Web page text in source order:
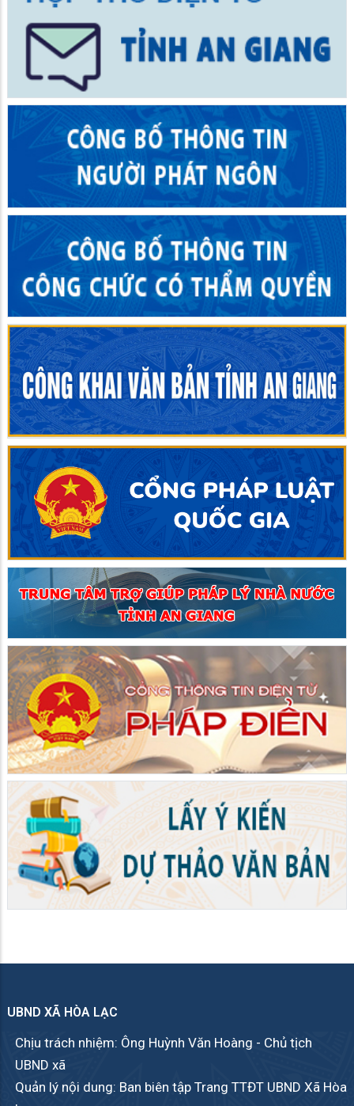
UBND XÃ HÒA LẠC
Chịu trách nhiệm: Ông Huỳnh Văn Hoàng - Chủ tịch
UBND xã
Quản lý nội dung: Ban biên tập Trang TTĐT UBND Xã Hòa